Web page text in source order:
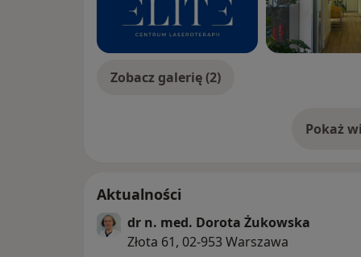
Zobacz galerię (2)
Pokażo
Aktualności
dr n. med. Dorota Żukowska
Złota 61, 02-953 Warszawa